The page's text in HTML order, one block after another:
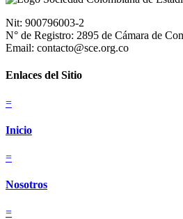
Nit: 900796003-2
N° de Registro: 2895 de Cámara de
Email: contacto@sce.org.co
Enlaces del Sitio
=
Inicio
=
Nosotros
=